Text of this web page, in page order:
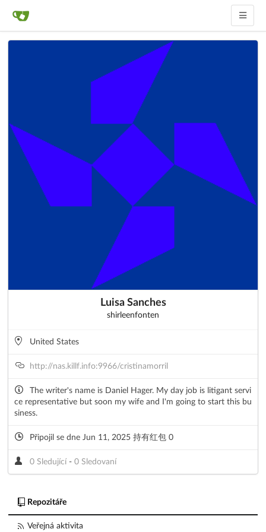
Luisa Sanches
shirleenfonten
United States
http://nas.killf.info:9966/cristinamorril
The writer's name is Daniel Hager. My day job is litigant servi
ce representative but soon my wife and I'm going to start this bu
siness.
Připojil se dne Jun 11, 2025 持有红包 0
0 Sledující - 0 Sledovaní
Repozitáře
Veřejná aktivita